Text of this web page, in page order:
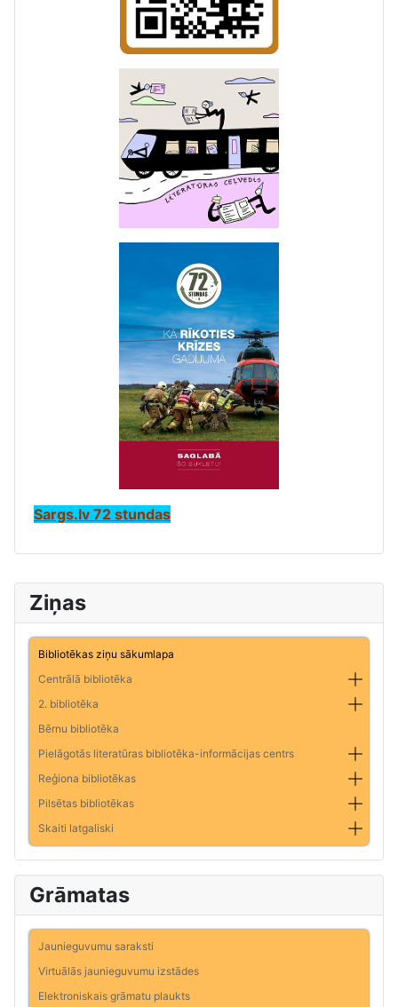
Ziņas
Bibliotēkas ziņu sākumlapa
Centrālā bibliotēka
2. bibliotēka
Bērnu bibliotēka
Pielāgotās literatūras bibliotēka-informācijas centrs
Reģiona bibliotēkas
Pilsētas bibliotēkas
Skaiti latgaliski
Grāmatas
Jaunieguvumu saraksti
Virtuālās jaunieguvumu izstādes
Elektroniskais grāmatu plaukts
Sargs.lv 72 stundas